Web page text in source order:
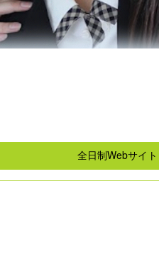
全日制Webサイト